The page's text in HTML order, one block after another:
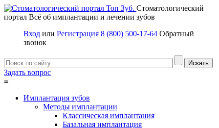
Стоматологический
портал Всё об имплантации и лечении зубов
Вход или Регистрация 8 (800) 500-17-64 Обратный
звонок
Задать вопрос
≡
Имплантация зубов
Методы имплантации
Классическая имплантация
Базальная имплантация